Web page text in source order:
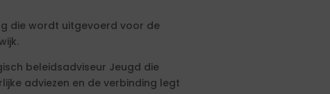
die wordt uitgevoerd voor de
beleidsadviseur Jeugd die
adviezen en de verbinding legt